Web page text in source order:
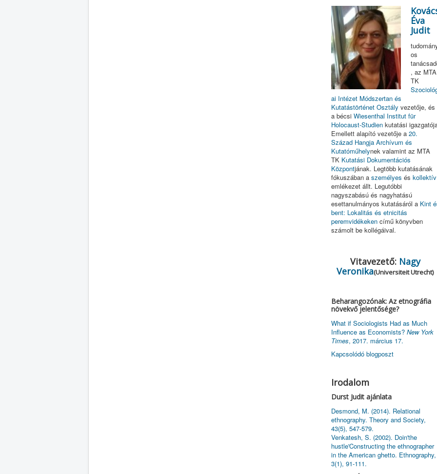
Éva
Judit
os
, az MTA
TK
ai Intézet Módszertan és
Kutatástörténet Osztály vezetője, és
a bécsi Wiesenthal Institut für
Holocaust-Studienkutatási
Emellett alapító vezetője a 20.
Század Hangja Archívum és
Kutatóműhelynek valamint az MTA
TK Kutatási Dokumentációs
Központjának. Legtöbb kutatásának
fókuszában a személyes és kollektív
emlékezet állt. Legutóbbi
nagyszabású és nagyhatású
esettanulmányos kutatásáról a Kint
bent: Lokalitás és etnicitás
peremvidékekencímű könyvben
számolt be kollégáival.
Vitavezető: Nagy
Veronika(Universiteit Utrecht)
Beharangozónak: Az etnográfia
növekvő jelentősége?
What if Sociologists Had as Much
Influence as Economists? New York
Times, 2017. március 17.
Kapcsolódó blogposzt
Irodalom
Durst Judit ajánlata
Desmond, M. (2014). Relational
ethnography. Theory and Society,
43(5), 547-579.
Venkatesh, S. (2002). Doin'the
hustle'Constructing the ethnographer
in the American ghetto. Ethnography,
3(1), 91-111.